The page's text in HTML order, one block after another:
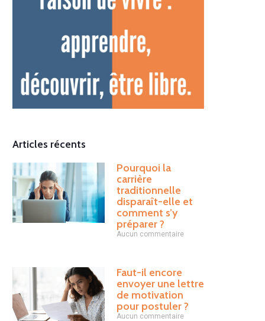
Articles récents
Pourquoi la
carrière
traditionnelle
disparaît-elle et
comment s’y
préparer ?
Aucun commentaire
Faut-il encore
envoyer une lettre
de motivation
pour postuler ?
Aucun commentaire